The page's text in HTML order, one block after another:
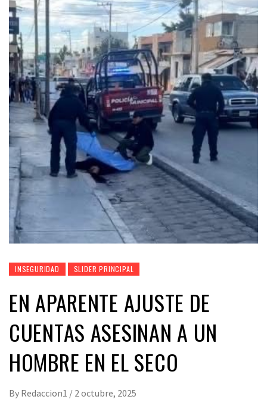
INSEGURIDAD SLIDER PRINCIPAL
EN APARENTE AJUSTE DE
CUENTAS ASESINAN A UN
HOMBRE EN EL SECO
By Redaccion1 / 2 octubre, 2025